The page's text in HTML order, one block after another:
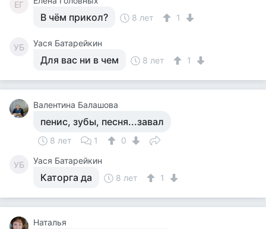
ЕГ
В чём прикол? 8 лет 1
УБ Уася Батарейкин
Для вас ни в чем 8 лет 1
Валентина Балашова
пенис, зубы, песня...завал
8 лет 1 0
УБ Уася Батарейкин
Каторга да 8 лет 1
Наталья